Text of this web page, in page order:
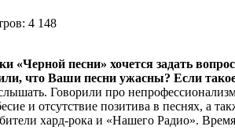
4 148
«Черной песни» хочется задать
что Ваши песни ужасны? Если такое
Говорили про
и отсутствие позитива в песнях, а
хард-рока и «Нашего Радио». Время